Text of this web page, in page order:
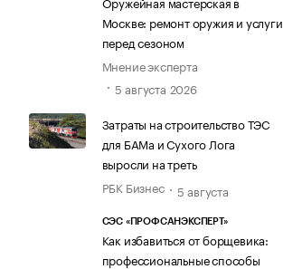
Москве: ремонт оружия и услуги
перед сезоном
Мнение эксперта
5 августа 2026
Затраты на строительство ТЭС
для БАМа и Сухого Лога
выросли на треть
РБК Бизнес
5 августа
СЭС «ПРОФСАНЭКСПЕРТ»
Как избавиться от борщевика:
профессиональные способы